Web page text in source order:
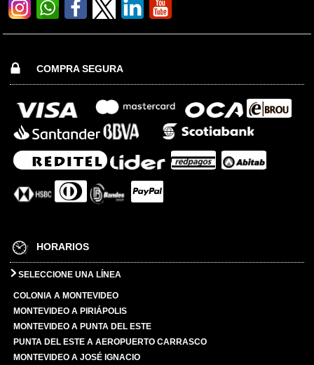
COMPRA SEGURA
HORARIOS
SELECCIONE UNA LÍNEA
COLONIA A MONTEVIDEO
MONTEVIDEO A PIRIÁPOLIS
MONTEVIDEO A PUNTA DEL ESTE
PUNTA DEL ESTE A AEROPUERTO CARRASCO
MONTEVIDEO A JOSÉ IGNACIO